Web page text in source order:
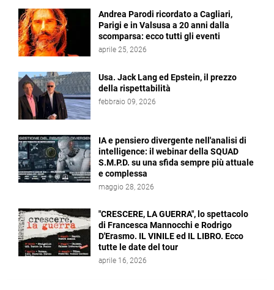
Andrea Parodi ricordato a Cagliari,
Parigi e in Valsusa a 20 anni dalla
scomparsa: ecco tutti gli eventi
aprile 25, 2026
Usa. Jack Lang ed Epstein, il prezzo
della rispettabilità
febbraio 09, 2026
IA e pensiero divergente nell'analisi di
intelligence: il webinar della SQUAD
S.M.P.D. su una sfida sempre più attuale
e complessa
maggio 28, 2026
"CRESCERE, LA GUERRA", lo spettacolo
di Francesca Mannocchi e Rodrigo
D'Erasmo. IL VINILE ed IL LIBRO. Ecco
tutte le date del tour
aprile 16, 2026